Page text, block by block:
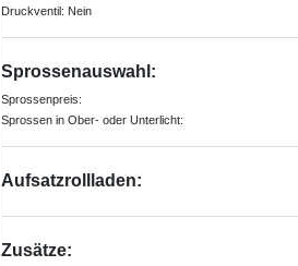
Druckventil: Nein
Sprossenauswahl:
Sprossenpreis:
Sprossen in Ober- oder Unterlicht:
Aufsatzrollladen:
Zusätze: